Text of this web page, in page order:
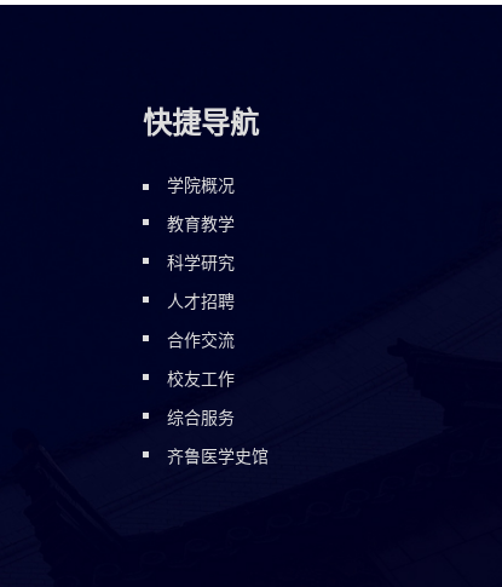
快捷导航
学院概况
教育教学
科学研究
人才招聘
合作交流
校友工作
综合服务
齐鲁医学史馆